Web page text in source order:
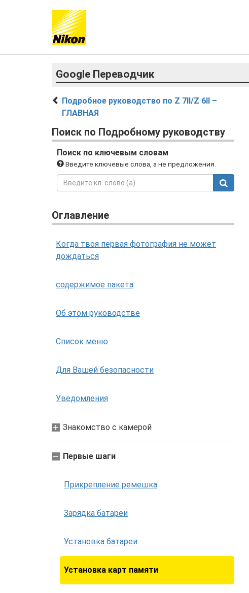
Google Переводчик
Подробное руководство по Z 7II/Z 6II –
ГЛАВНАЯ
Поиск по Подробному руководству
Поиск по ключевым словам
Введите ключевые слова, а не предложения.
Оглавление
Когда твоя первая фотография не может
дождаться
содержимое пакета
Об этом руководстве
Список меню
Для Вашей безопасности
Уведомления
Знакомство с камерой
Первые шаги
Прикрепление ремешка
Зарядка батареи
Установка батареи
Установка карт памяти